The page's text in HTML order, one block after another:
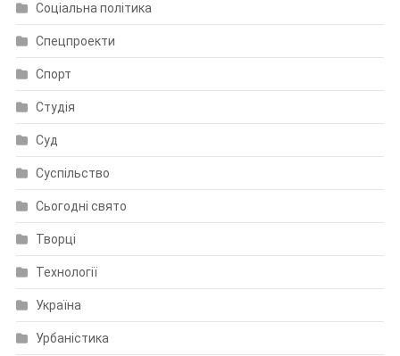
Соціальна політика
Спецпроекти
Спорт
Студія
Суд
Суспільство
Сьогодні свято
Творці
Технології
Україна
Урбаністика